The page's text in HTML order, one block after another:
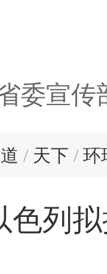
委宣传
/ 天下 / 环
色列